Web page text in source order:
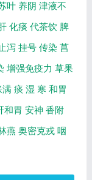
叶 养阴 津液不
化痰 代茶饮 脾
止泻 挂号 传染 菖
增强免疫力 草果
满 痰 湿 寒 和胃
和胃 安神 香附
燕 奥密克戎 咽